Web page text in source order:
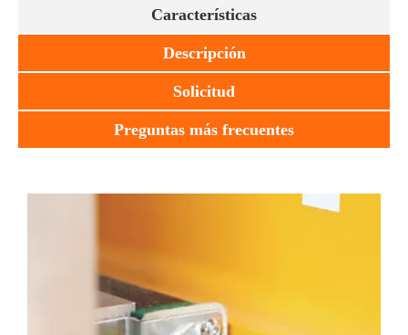
Características
Descripción
Solicitud
Preguntas más frecuentes